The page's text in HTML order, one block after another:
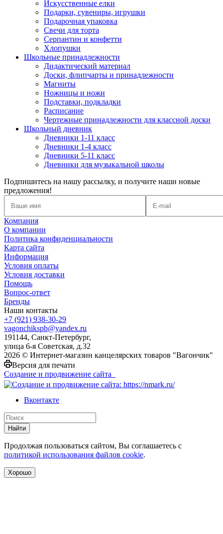
Искусственные елки
Подарки, сувениры, игрушки
Подарочная упаковка
Свечи для торта
Серпантин и конфетти
Хлопушки
Школьные принадлежности
Дидактический материал
Доски, флипчарты и принадлежности
Магниты
Ножницы и ножи
Подставки, подкладки
Расписание
Чертежные принадлежности для классной доски
Школьный дневник
Дневники 1-11 класс
Дневники 1-4 класс
Дневники 5-11 класс
Дневники для музыкальной школы
Подпишитесь на нашу рассылку, и получите наши новые
предложения!
Компания
О компании
Политика конфиденциальности
Карта сайта
Информация
Условия оплаты
Условия доставки
Помощь
Вопрос-ответ
Бренды
Наши контакты
+7 (921) 938-30-29
vagonchikspb@yandex.ru
191144, Санкт-Петербург,
улица 6-я Советская, д.32
2026 © Интернет-магазин канцелярских товаров "Вагончик"
Версия для печати
Создание и продвижение сайта
Вконтакте
Найти
Продолжая пользоваться сайтом, Вы соглашаетесь с
политикой использования файлов cookie.
Хорошо